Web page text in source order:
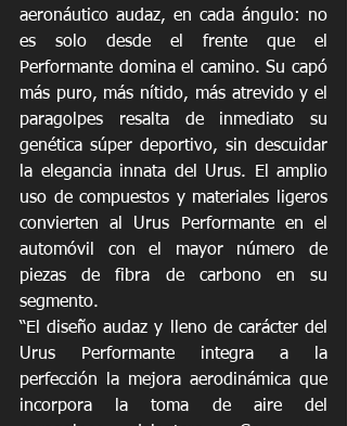
aeronáutico audaz, en cada ángulo: no
es solo desde el frente que el
Performante domina el camino. Su capó
más puro, más nítido, más atrevido y el
paragolpes resalta de inmediato su
genética súper deportivo, sin descuidar
la elegancia innata del Urus. El amplio
uso de compuestos y materiales ligeros
convierten al Urus Performante en el
automóvil con el mayor número de
piezas de fibra de carbono en su
segmento.
“El diseño audaz y lleno de carácter del
Urus Performante integra a la
perfección la mejora aerodinámica que
incorpora la toma de aire del